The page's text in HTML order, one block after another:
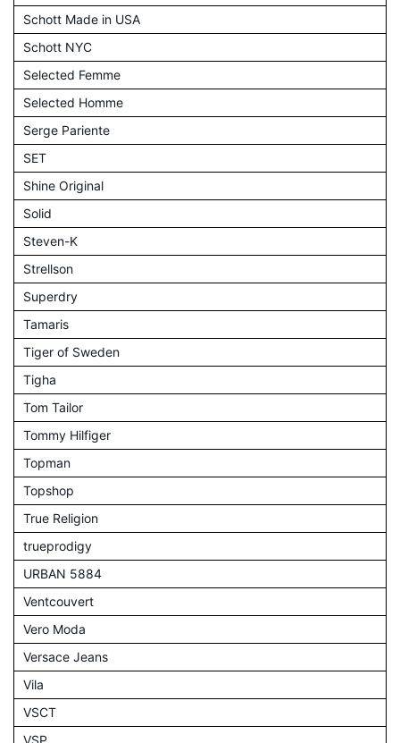
Schott Made in USA
Schott NYC
Selected Femme
Selected Homme
Serge Pariente
SET
Shine Original
Solid
Steven-K
Strellson
Superdry
Tamaris
Tiger of Sweden
Tigha
Tom Tailor
Tommy Hilfiger
Topman
Topshop
True Religion
trueprodigy
URBAN 5884
Ventcouvert
Vero Moda
Versace Jeans
Vila
VSCT
VSP